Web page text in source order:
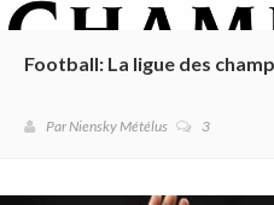
Football: La ligue des
Par Niensky Métélus 3